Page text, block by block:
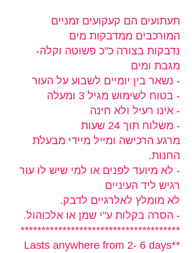
תעתועים הם קעקועים זמניים
המורכבים ממדבקות מים
נדבקות בצורה כ"כ פשוטה וקלה-
מגבת ומים
- נשאר בין יומיים לשבוע על העור
- בטוח לשימוש מגיל 3 ומעלה
- אינו רעיל ולא חינה
- משלוח תוך 24 שעות
מרגע הרכישה ומייל מיידי מבעלת
החנות.
- לא מיועד לפנים או למי שיש לו עור
רגיש ליד העיניים
לא מומלץ לאלרגיים לדבק.
- הסרה בקלות ע"י שמן או אלכוהול.
**************************************
**Lasts anywhere from 2- 6 days